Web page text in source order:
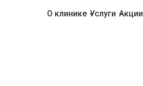
О клинике Услуги Акции